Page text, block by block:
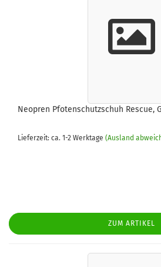
Neopren Pfotenschutzschuh Rescue,
Lieferzeit: ca. 1-2 Werktage (Ausland
ZUM ARTIKEL